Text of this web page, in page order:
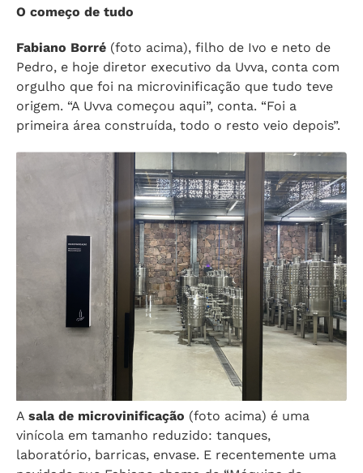
O começo de tudo
Fabiano Borré (foto acima), filho de Ivo e neto de
Pedro, e hoje diretor executivo da Uvva, conta com
orgulho que foi na microvinificação que tudo teve
origem. “A Uvva começou aqui”, conta. “Foi a
primeira área construída, todo o resto veio depois”.
A sala de microvinificação (foto acima) é uma
vinícola em tamanho reduzido: tanques,
laboratório, barricas, envase. E recentemente uma